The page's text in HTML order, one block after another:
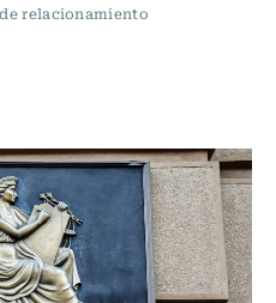
relacionamiento